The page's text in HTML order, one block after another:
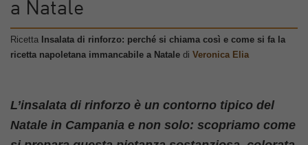
a Natale
Ricetta Insalata di rinforzo: perché si chiama così e come si fa la
ricetta napoletana immancabile a Natale di Veronica Elia
L’insalata di rinforzo è un contorno tipico del
Natale in Campania e non solo: scopriamo come